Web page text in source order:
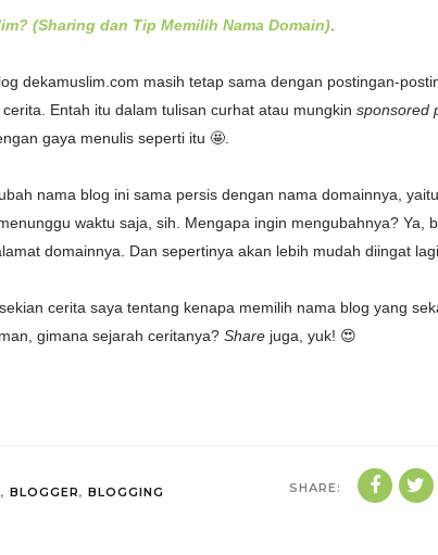
(Sharing dan Tip Memilih Nama Domain)
dekamuslim.com masih tetap sama dengan postingan-
Entah itu dalam tulisan curhat atau mungkin sponsored
gaya menulis seperti itu 🤩.
nama blog ini sama persis dengan nama domainnya, yaitu
waktu saja, sih. Mengapa ingin mengubahnya? Ya,
domainnya. Dan sepertinya akan lebih mudah diingat
cerita saya tentang kenapa memilih nama blog yang
gimana sejarah ceritanya? Share juga, yuk! 😍
, BLOGGER, BLOGGING SHARE: